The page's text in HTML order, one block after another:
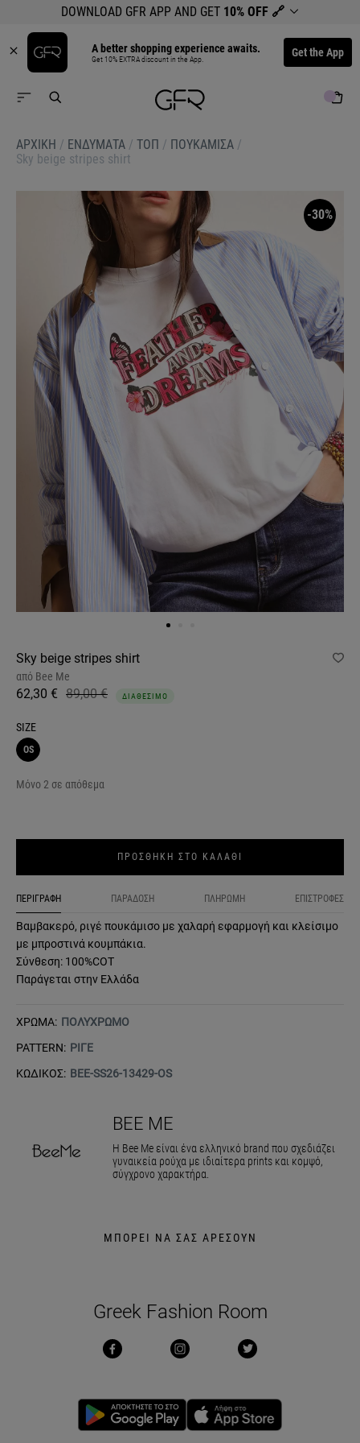
DOWNLOAD GFR APP AND GET 10% OFF 🔗
A better shopping experience awaits.
Get 10% EXTRA discount in the App. Get the App
ΑΡΧΙΚΉ / ΕΝΔΥΜΑΤΑ / ΤΟΠ / ΠΟΥΚΑΜΙΣΑ /
Sky beige stripes shirt
-30%
Sky beige stripes shirt
από Bee Me
62,30 € 89,00 € ΔΙΑΘΕΣΙΜΟ
SIZE
OS
Μόνο 2 σε απόθεμα
ΠΡΟΣΘΗΚΗ ΣΤΟ ΚΑΛΑΘΙ
ΠΕΡΙΓΡΑΦΗ ΠΑΡΑΔΟΣΗ ΠΛΗΡΩΜΗ ΕΠΙΣΤΡΟΦΕΣ
Βαμβακερό, ριγέ πουκάμισο με χαλαρή εφαρμογή και κλείσιμο
με μπροστινά κουμπάκια.
Σύνθεση: 100%COT
Παράγεται στην Ελλάδα
ΧΡΩΜΑ: ΠΟΛΥΧΡΩΜΟ
PATTERN: ΡΙΓΕ
ΚΩΔΙΚΟΣ: BEE-SS26-13429-OS
BEE ME
Η Bee Me είναι ένα ελληνικό brand που σχεδιάζει
γυναικεία ρούχα με ιδιαίτερα prints και κομψό,
σύγχρονο χαρακτήρα.
ΜΠΟΡΕΙ ΝΑ ΣΑΣ ΑΡΕΣΟΥΝ
Greek Fashion Room